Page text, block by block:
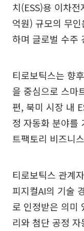
치(ESS)용 이차
억원) 규모의 무
하며 글로벌 수주
티로보틱스는 향
을 중심으로 스마
편, 북미 시장 내
정 자동화 분야를
트팩토리 비즈니
티로보틱스 관계
피지컬AI의 기술
로 인정받은 의미
리와 첨단 공정